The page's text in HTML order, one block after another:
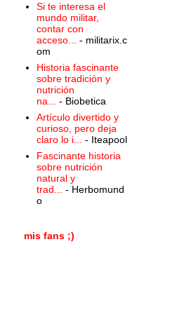
Si te interesa el
mundo militar,
contar con
acceso...
- militarix.c
om
Historia fascinante
sobre tradición y
nutrición
na...
- Biobetica
Artículo divertido y
curioso, pero deja
claro lo i...
- Iteapool
Fascinante historia
sobre nutrición
natural y
trad...
- Herbomund
o
mis fans ;)